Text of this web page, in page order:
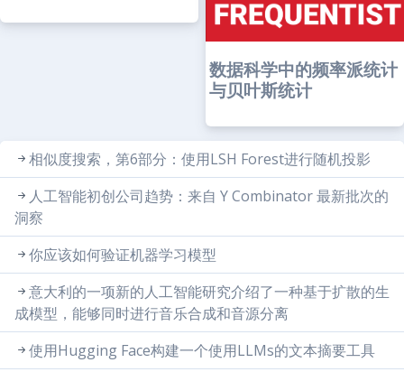
数据科学中的频率派统计
与贝叶斯统计
相似度搜索，第6部分：使用LSH Forest进行随机投影
人工智能初创公司趋势：来自 Y Combinator 最新批次的
洞察
你应该如何验证机器学习模型
意大利的一项新的人工智能研究介绍了一种基于扩散的生
成模型，能够同时进行音乐合成和音源分离
使用Hugging Face构建一个使用LLMs的文本摘要工具